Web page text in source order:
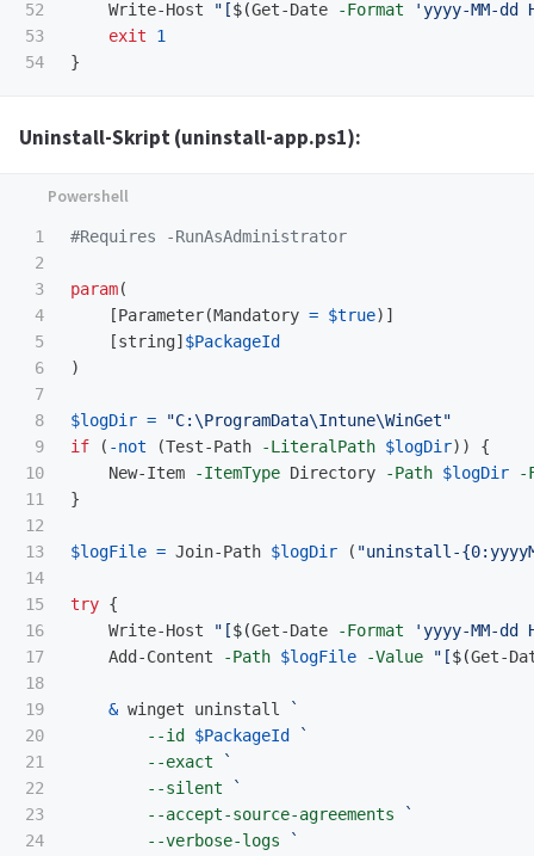
52
53
Write-Host "[$(Get-Date -Format
'yyyy-MM-dd
exit
1
}
Uninstall-Skript (uninstall-app.ps1):
1
2
3
4
5
6
7
8
9
10
11
12
13
14
15
16
17
18
19
20
21
22
23
24
#Requires -RunAsAdministrator
param(
[Parameter(Mandatory = $true)]
[string] $PackageId
)
$logDir =
"C:\ProgramData\Intune\WinGet"
if
( -not (Test-Path -LiteralPath $logDir))
{
New-Item
-ItemType Directory -Path $logDir
-
}
$logFile = Join-Path $logDir ( "uninstall-
try {
Write-Host
"[$(Get-Date -Format
'yyyy-MM-dd
Add-Content
-Path $logFile -Value "[$(Get-
& winget uninstall
--id
$PackageId
--exact
--silent
--accept-source-agreements
--verbose-logs